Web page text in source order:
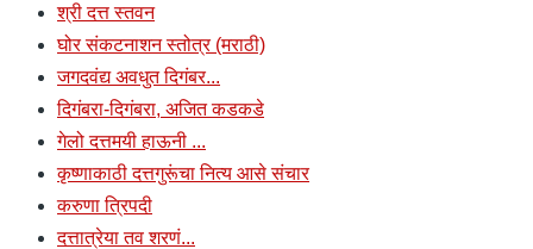
श्री दत्त स्तवन
घोर संकटनाशन स्तोत्र (मराठी)
जगदवंद्य अवधुत दिगंबर...
दिगंबरा-दिगंबरा, अजित कडकडे
गेलो दत्तमयी हाऊनी ...
कृष्णाकाठी दत्तगुरूंचा नित्य आसे संचार
करुणा त्रिपदी
दत्तात्रेया तव शरणं...